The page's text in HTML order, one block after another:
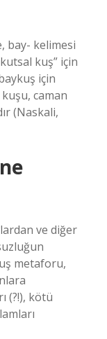
bay- kelimesi
kuş” için
için
caman
(Naskali,
ve diğer
metaforu,
(?!), kötü